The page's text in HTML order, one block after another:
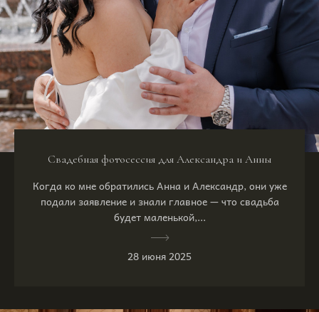
Свадебная фотосессия для Александра и Анны
Когда ко мне обратились Анна и Александр, они уже
подали заявление и знали главное — что свадьба
будет маленькой,...
28 июня 2025